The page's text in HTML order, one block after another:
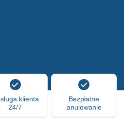
klienta
24/7
Bezpłatne
anulowanie